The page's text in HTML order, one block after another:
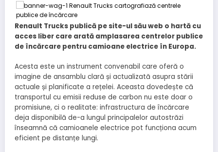
Renault Trucks publică pe site-ul său web o hartă cu
acces liber care arată amplasarea centrelor publice
de încărcare pentru camioane electrice în Europa.
Acesta este un instrument convenabil care oferă o
imagine de ansamblu clară și actualizată asupra stării
actuale și planificate a rețelei. Aceasta dovedește că
transportul cu emisii reduse de carbon nu este doar o
promisiune, ci o realitate: infrastructura de încărcare
deja disponibilă de-a lungul principalelor autostrăzi
înseamnă că camioanele electrice pot funcționa acum
eficient pe distanțe lungi.